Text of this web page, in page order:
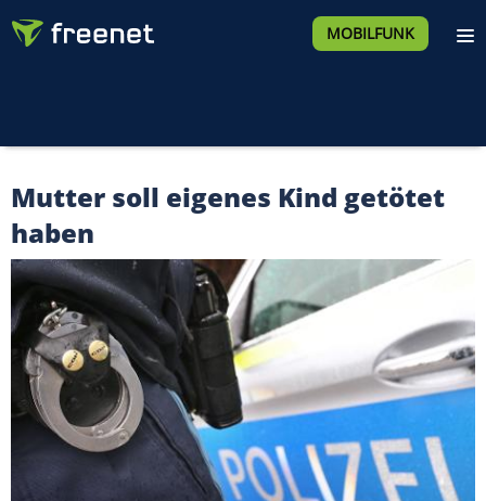
MOBILFUNK
Mutter soll eigenes Kind getötet
haben